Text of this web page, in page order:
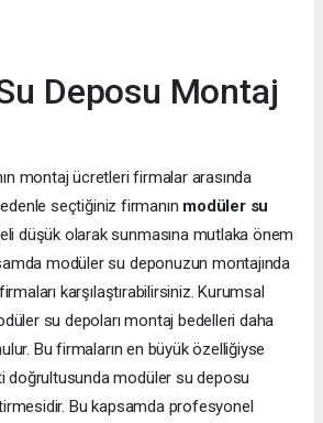
Deposu Montaj
montaj ücretleri firmalar arasında
seçtiğiniz firmanın modüler su
düşük olarak sunmasına mutlaka önem
modüler su deponuzun montajında
karşılaştırabilirsiniz. Kurumsal
su depoları montaj bedelleri daha
Bu firmaların en büyük özelliğiyse
doğrultusunda modüler su deposu
Bu kapsamda profesyonel